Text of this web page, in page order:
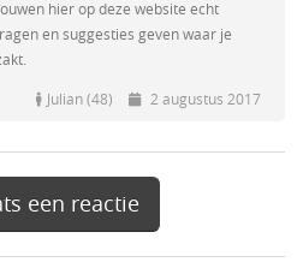
hier op deze website echt
en suggesties geven waar je
Julian (48) 2 augustus 2017
een reactie